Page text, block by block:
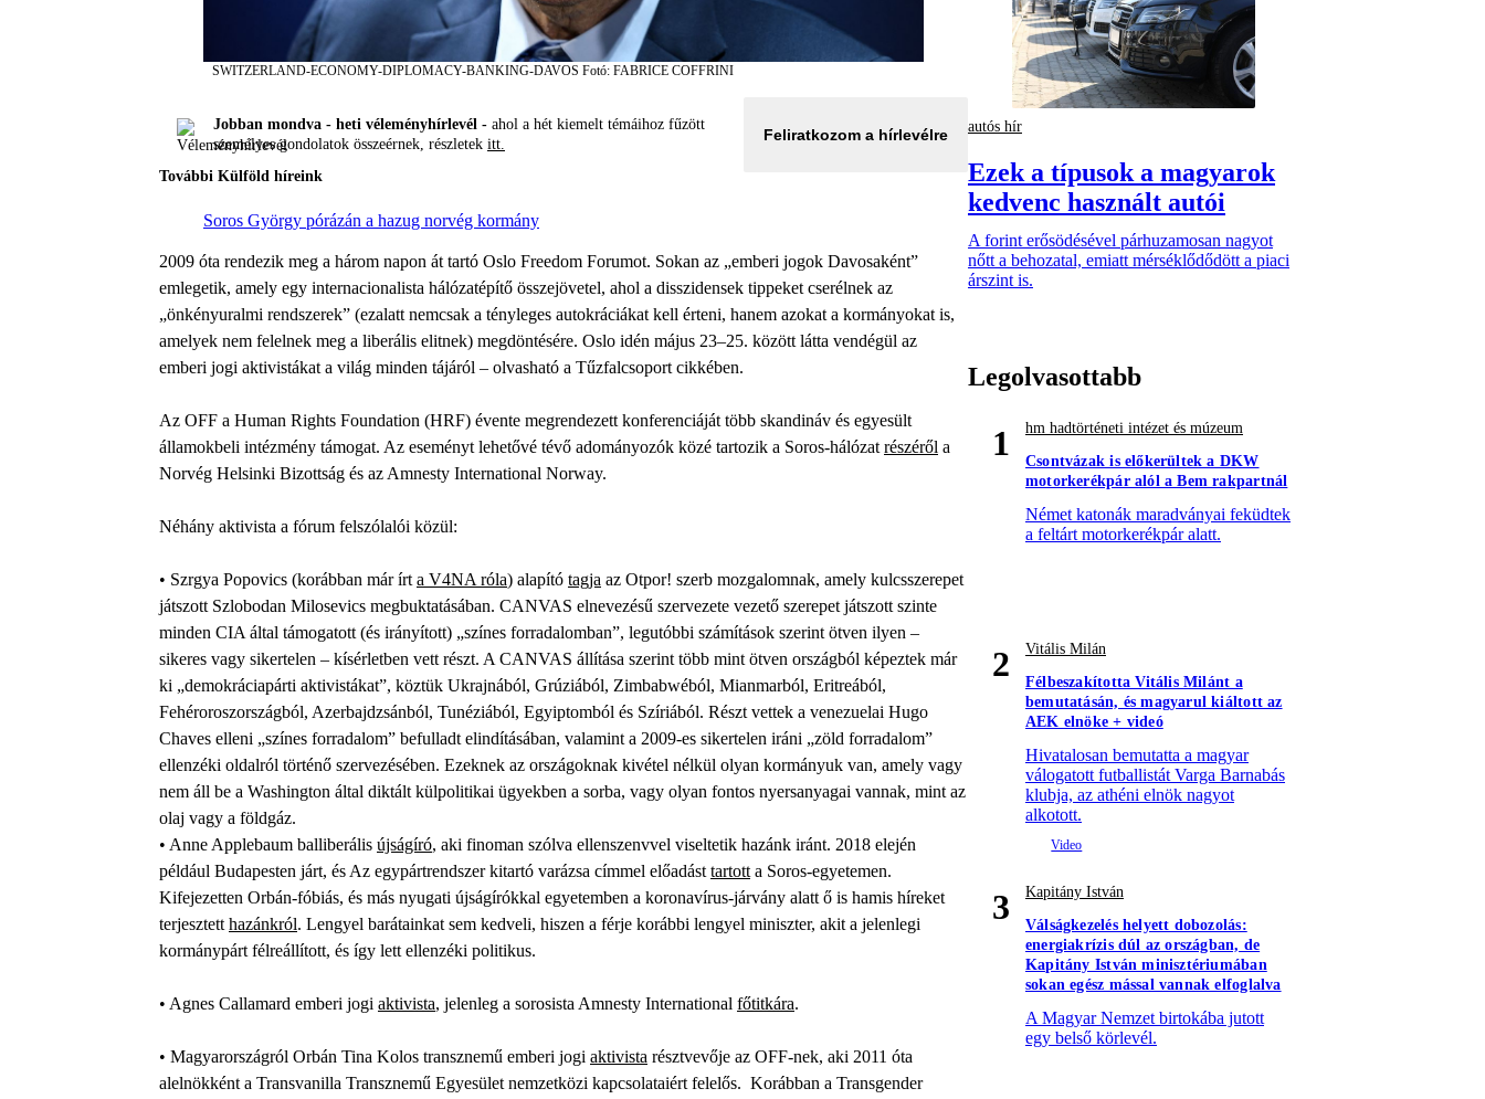
SWITZERLAND-ECONOMY-DIPLOMACY-BANKING-DAVOS Fotó: FABRICE COFFRINI
Jobban mondva - heti véleményhírlevél - ahol a hét kiemelt témáihoz fűzött
személyes gondolatok összeérnek, részletek itt.
Feliratkozom a hírlevélre
További Külföld híreink
Soros György pórázán a hazug norvég kormány
2009 óta rendezik meg a három napon át tartó Oslo Freedom Forumot. Sokan az „emberi jogok Davosaként”
emlegetik, amely egy internacionalista hálózatépítő összejövetel, ahol a disszidensek tippeket cserélnek az
„önkényuralmi rendszerek” (ezalatt nemcsak a tényleges autokráciákat kell érteni, hanem azokat a kormányokat is,
amelyek nem felelnek meg a liberális elitnek) megdöntésére. Oslo idén május 23–25. között látta vendégül az
emberi jogi aktivistákat a világ minden tájáról – olvasható a Tűzfalcsoport cikkében.
Az OFF a Human Rights Foundation (HRF) évente megrendezett konferenciáját több skandináv és egyesült
államokbeli intézmény támogat. Az eseményt lehetővé tévő adományozók közé tartozik a Soros-hálózat részéről a
Norvég Helsinki Bizottság és az Amnesty International Norway.
Néhány aktivista a fórum felszólalói közül:
• Szrgya Popovics (korábban már írt a V4NA róla) alapító tagja az Otpor! szerb mozgalomnak, amely kulcsszerepet
játszott Szlobodan Milosevics megbuktatásában. CANVAS elnevezésű szervezete vezető szerepet játszott szinte
minden CIA által támogatott (és irányított) „színes forradalomban”, legutóbbi számítások szerint ötven ilyen –
sikeres vagy sikertelen – kísérletben vett részt. A CANVAS állítása szerint több mint ötven országból képeztek már
ki „demokráciapárti aktivistákat”, köztük Ukrajnából, Grúziából, Zimbabwéból, Mianmarból, Eritreából,
Fehéroroszországból, Azerbajdzsánból, Tunéziából, Egyiptomból és Szíriából. Részt vettek a venezuelai Hugo
Chaves elleni „színes forradalom” befulladt elindításában, valamint a 2009-es sikertelen iráni „zöld forradalom”
ellenzéki oldalról történő szervezésében. Ezeknek az országoknak kivétel nélkül olyan kormányuk van, amely vagy
nem áll be a Washington által diktált külpolitikai ügyekben a sorba, vagy olyan fontos nyersanyagai vannak, mint az
olaj vagy a földgáz.
• Anne Applebaum balliberális újságíró, aki finoman szólva ellenszenvvel viseltetik hazánk iránt. 2018 elején
például Budapesten járt, és Az egypártrendszer kitartó varázsa címmel előadást tartott a Soros-egyetemen.
Kifejezetten Orbán-fóbiás, és más nyugati újságírókkal egyetemben a koronavírus-járvány alatt ő is hamis híreket
terjesztett hazánkról. Lengyel barátainkat sem kedveli, hiszen a férje korábbi lengyel miniszter, akit a jelenlegi
kormánypárt félreállított, és így lett ellenzéki politikus.
• Agnes Callamard emberi jogi aktivista, jelenleg a sorosista Amnesty International főtitkára.
• Magyarországról Orbán Tina Kolos transznemű emberi jogi aktivista résztvevője az OFF-nek, aki 2011 óta
alelnökként a Transvanilla Transznemű Egyesület nemzetközi kapcsolataiért felelős. Korábban a Transgender
autós hír
Ezek a típusok a magyarok
kedvenc használt autói
A forint erősödésével párhuzamosan nagyot
nőtt a behozatal, emiatt mérséklődődött a piaci
árszint is.
Legolvasottabb
1
hm hadtörténeti intézet és múzeum
Csontvázak is előkerültek a DKW
motorkerékpár alól a Bem rakpartnál
Német katonák maradványai feküdtek
a feltárt motorkerékpár alatt.
2
Vitális Milán
Félbeszakította Vitális Milánt a
bemutatásán, és magyarul kiáltott az
AEK elnöke + videó
Hivatalosan bemutatta a magyar
válogatott futballistát Varga Barnabás
klubja, az athéni elnök nagyot
alkotott.
3
Kapitány István
Válságkezelés helyett dobozolás:
energiakrízis dúl az országban, de
Kapitány István minisztériumában
sokan egész mással vannak elfoglalva
A Magyar Nemzet birtokába jutott
egy belső körlevél.